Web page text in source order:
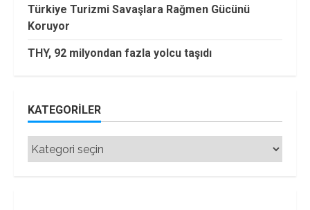
Türkiye Turizmi Savaşlara Rağmen Gücünü
Koruyor
THY, 92 milyondan fazla yolcu taşıdı
KATEGORILER
Kategoriler